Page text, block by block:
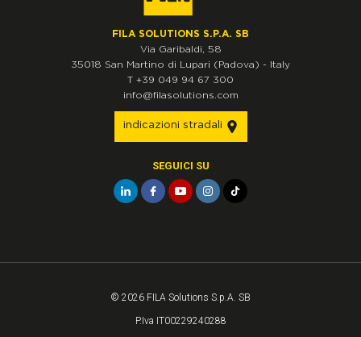
FILA SOLUTIONS S.P.A. SB
Via Garibaldi, 58
35018 San Martino di Lupari (Padova) - Italy
T +39 049 94 67 300
info@filasolutions.com
indicazioni stradali
SEGUICI SU
© 2026 FILA Solutions S.p.A. SB
P.Iva IT00229240288